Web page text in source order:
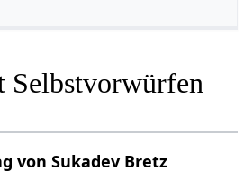
Selbstvorwürfen
von Sukadev Bretz